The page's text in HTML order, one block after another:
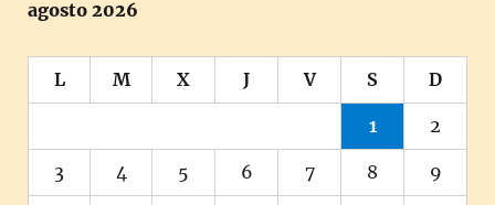
agosto 2026
L M X J V S D
1 2
3 4 5 6 7 8 9